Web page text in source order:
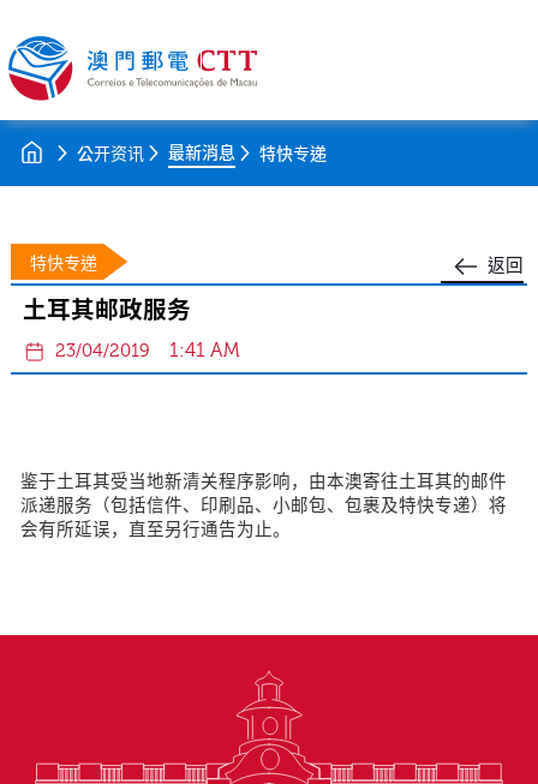
公开资讯 最新消息 特快专递
返回
特快专递
土耳其邮政服务
23/04/2019 1:41 AM
鉴于土耳其受当地新清关程序影响，由本澳寄往土耳其的邮件
派递服务（包括信件、印刷品、小邮包、包裹及特快专递）将
会有所延误，直至另行通告为止。